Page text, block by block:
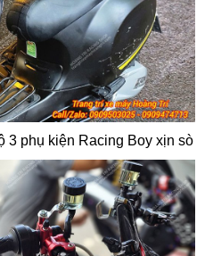
3 phụ kiện Racing Boy xịn sò